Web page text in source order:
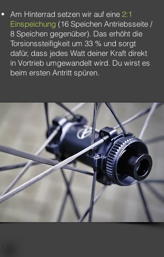
Am Hinterrad setzen wir auf eine 2:1
Einspeichung (16 Speichen Antriebsseite /
8 Speichen gegenüber). Das erhöht die
Torsionssteifigkeit um 33 % und sorgt
dafür, dass jedes Watt deiner Kraft direkt
in Vortrieb umgewandelt wird. Du wirst es
beim ersten Antritt spüren.